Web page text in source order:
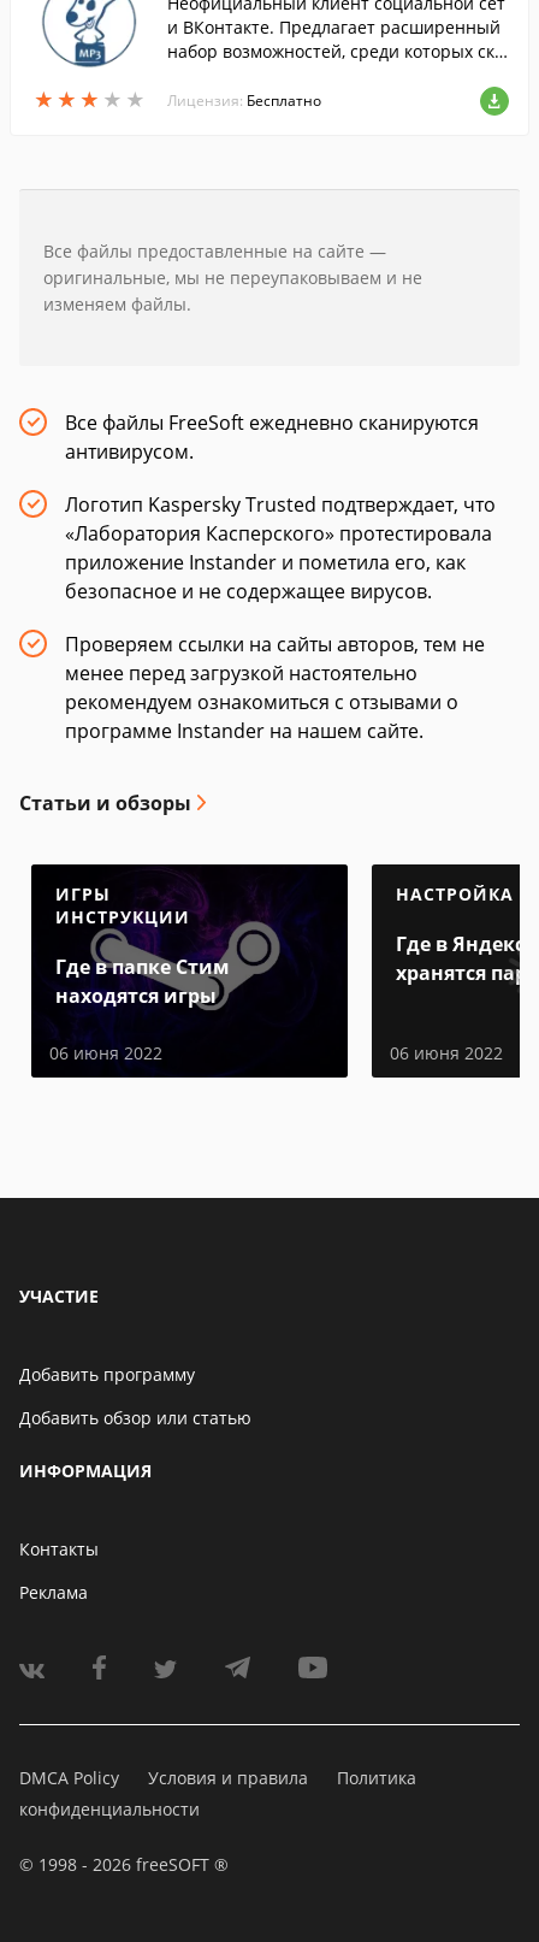
★ ★ ★ ★ ★
★ ★ ★ ★ ★
и ВКонтакте. Предлагает расширенный
набор возможностей, среди которых ска
кастомизации.
Лицензия: Бесплатно
Все файлы предоставленные на сайте —
оригинальные, мы не переупаковываем и не
изменяем файлы.
Все файлы FreeSoft ежедневно сканируются
антивирусом.
Логотип Kaspersky Trusted подтверждает, что
«Лаборатория Касперского» протестировала
приложение Instander и пометила его, как
безопасное и не содержащее вирусов.
Проверяем ссылки на сайты авторов, тем не
менее перед загрузкой настоятельно
рекомендуем ознакомиться с отзывами о
программе Instander на нашем сайте.
Статьи и обзоры
ИГРЫ
ИНСТРУКЦИИ
Где в папке Стим
находятся игры
06 июня 2022
НАСТРОЙКА
Где в Яндекс
хранятся
06 июня 2022
УЧАСТИЕ
Добавить программу
Добавить обзор или статью
ИНФОРМАЦИЯ
Контакты
Реклама
DMCA Policy Условия и правила
Политика
конфиденциальности
© 1998 - 2026 freeSOFT ®